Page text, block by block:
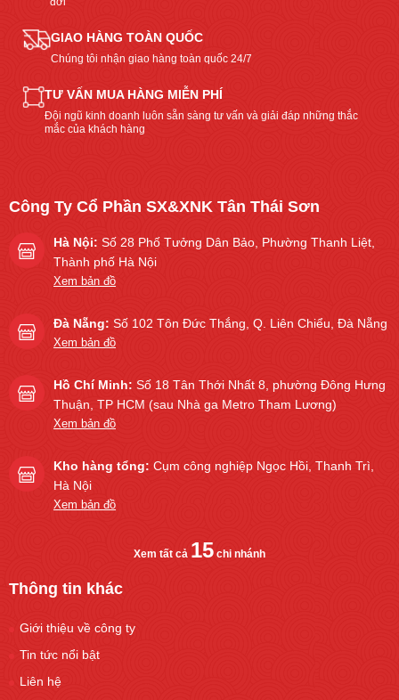
GIAO HÀNG TOÀN QUỐC
Chúng tôi nhận giao hàng toàn quốc 24/7
TƯ VẤN MUA HÀNG MIỄN PHÍ
Đội ngũ kinh doanh luôn sẵn sàng tư vấn và giải đáp những thắc
mắc của khách hàng
Công Ty Cổ Phần SX&XNK Tân Thái Sơn
Hà Nội: Số 28 Phố Tưởng Dân Bảo, Phường Thanh Liệt,
Thành phố Hà Nội
Xem bản đồ
Đà Nẵng: Số 102 Tôn Đức Thắng, Q. Liên Chiểu, Đà Nẵng
Xem bản đồ
Hồ Chí Minh: Số 18 Tân Thới Nhất 8, phường Đông Hưng
Thuận, TP HCM (sau Nhà ga Metro Tham Lương)
Xem bản đồ
Kho hàng tổng: Cụm công nghiệp Ngọc Hồi, Thanh Trì,
Hà Nội
Xem bản đồ
Xem tất cả 15 chi nhánh
Thông tin khác
Giới thiệu về công ty
Tin tức nổi bật
Liên hệ